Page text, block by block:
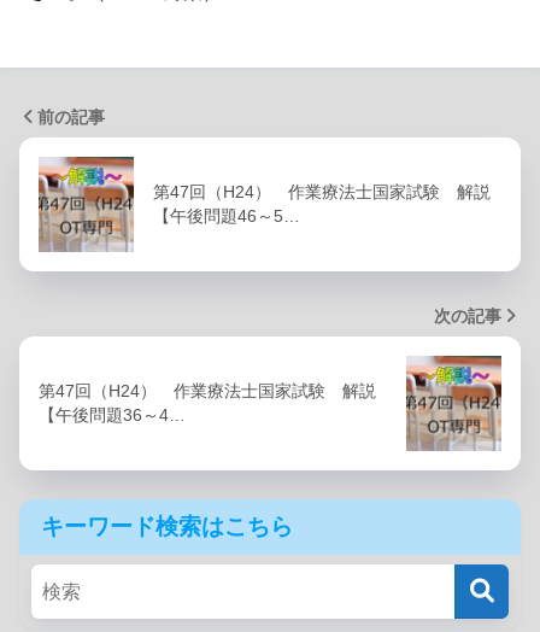
前の記事
第47回（H24） 作業療法士国家試験 解説
【午後問題46～5…
次の記事
第47回（H24） 作業療法士国家試験 解説
【午後問題36～4…
キーワード検索はこちら